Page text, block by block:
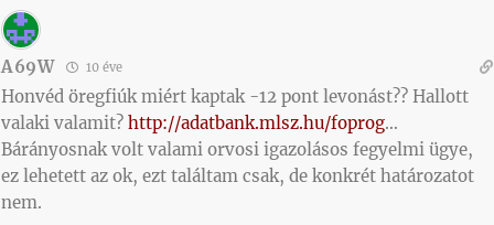
A69W 10 éve
Honvéd öregfiúk miért kaptak -12 pont levonást?? Hallott
valaki valamit? http://adatbank.mlsz.hu/foprog…
Bárányosnak volt valami orvosi igazolásos fegyelmi ügye,
ez lehetett az ok, ezt találtam csak, de konkrét határozatot
nem.